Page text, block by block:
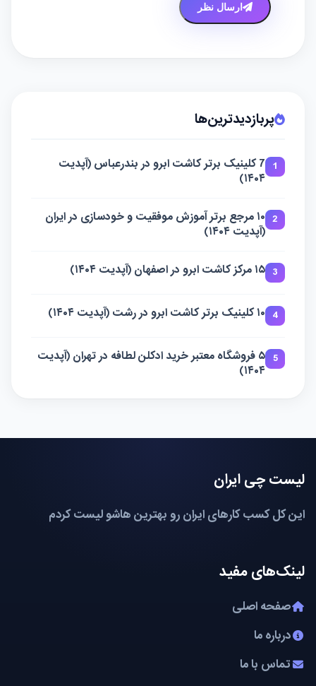
ارسال نظر
پربازدیدترین‌ها
1
7 کلینیک برتر کاشت ابرو در بندرعباس (آپدیت
۱۴۰۴)
2
۱۰ مرجع برتر آموزش موفقیت و خودسازی در ایران
(آپدیت ۱۴۰۴)
3 ۱۵ مرکز کاشت ابرو در اصفهان (آپدیت ۱۴۰۴)
4 ۱۰ کلینیک برتر کاشت ابرو در رشت (آپدیت ۱۴۰۴)
5
۵ فروشگاه معتبر خرید ادکلن لطافه در تهران (آپدیت
۱۴۰۴)
لیست چی ایران
این کل کسب کارهای ایران رو بهترین هاشو لیست کردم
لینک‌های مفید
صفحه اصلی
درباره ما
تماس با ما